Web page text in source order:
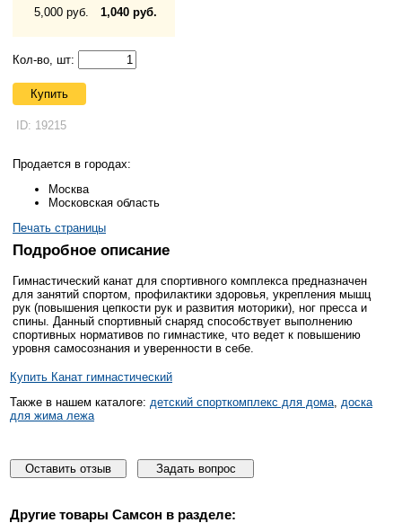
5,000 руб.
1,040 руб.
Кол-во, шт:
Купить
ID: 19215
Продается в городах:
Москва
Московская область
Печать страницы
Подробное описание
Гимнастический канат для спортивного комплекса предназначен
для занятий спортом, профилактики здоровья, укрепления мышц
рук (повышения цепкости рук и развития моторики), ног пресса и
спины. Данный спортивный снаряд способствует выполнению
спортивных нормативов по гимнастике, что ведет к повышению
уровня самосознания и уверенности в себе.
Купить Канат гимнастический
Также в нашем каталоге: детский спорткомплекс для дома, доска
для жима лежа
Оставить отзыв Задать вопрос
Другие товары Самсон в разделе: